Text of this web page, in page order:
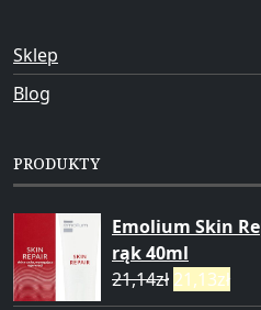
Sklep
Blog
PRODUKTY
Emolium Skin
rąk 40ml
21,14zł 21,13zł